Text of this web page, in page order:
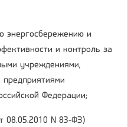
энергосбережению и
и контроль за
учреждениями,
Федерации;
08.05.2010 N 83-ФЗ)